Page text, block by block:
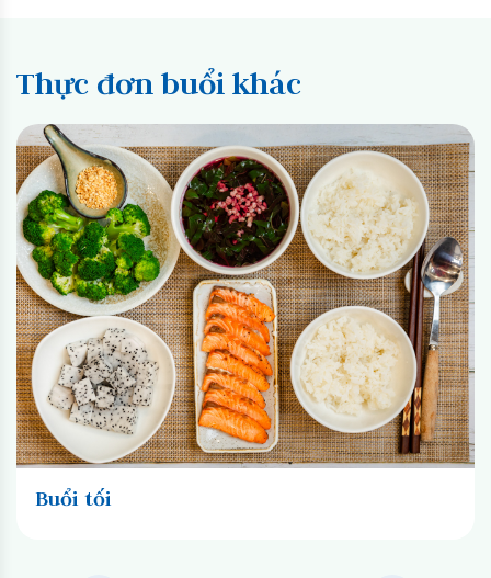
Thực đơn buổi khác
Buổi tối